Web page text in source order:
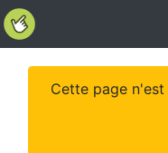
Cette page